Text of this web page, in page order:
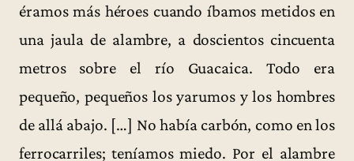
éramos más héroes cuando íbamos metidos en
una jaula de alambre, a doscientos cincuenta
metros sobre el río Guacaica. Todo era
pequeño, pequeños los yarumos y los hombres
de allá abajo. […] No había carbón, como en los
ferrocarriles; teníamos miedo. Por el alambre